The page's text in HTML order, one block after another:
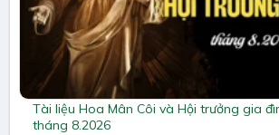
Tài liệu Hoa Mân Côi và Hội trưởng gia
tháng 8.2026